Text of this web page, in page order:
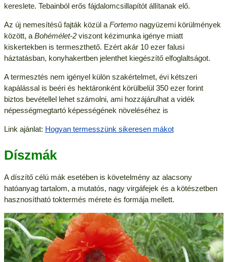
kereslete. Tebainból erős fájdalomcsillapítót állítanak elő.
Az új nemesítésű fajták közül a Fortemonagyüzemi körülmények
között, a Bohémélet-2viszont kézimunka igénye miatt
kiskertekben is termeszthető. Ezért akár 10 ezer falusi
háztatásban, konyhakertben jelenthet kiegészítő elfoglaltságot.
A termesztés nem igényel külön szakértelmet, évi kétszeri
kapálással is beéri és hektáronként körülbelül 350 ezer forint
biztos bevétellel lehet számolni, ami hozzájárulhat a vidék
népességmegtartó képességének növeléséhez is
Link ajánlat: Hogyan termesszünk sikeresen mákot
Díszmák
A díszítő célú mák esetében is követelmény az alacsony
hatóanyag tartalom, a mutatós, nagy virgáfejek és a kötészetben
hasznosítható toktermés mérete és formája mellett.